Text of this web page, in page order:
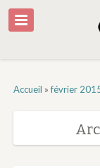
Accueil »février